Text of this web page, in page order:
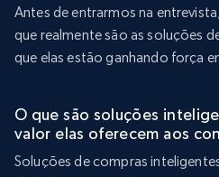
Antes de entrarmos na
que realmente são as soluções
que elas estão ganhando força
O que são soluções
valor elas oferecem aos
Soluções de compras